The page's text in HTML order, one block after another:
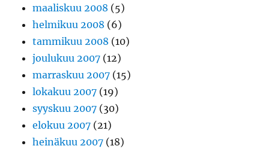
maaliskuu 2008 (5)
helmikuu 2008 (6)
tammikuu 2008 (10)
joulukuu 2007 (12)
marraskuu 2007 (15)
lokakuu 2007 (19)
syyskuu 2007 (30)
elokuu 2007 (21)
heinäkuu 2007 (18)